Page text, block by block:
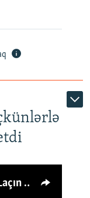
'Ya təklif olunan ev, ya status!' – Laçın köçkünü: 'Laçından başqa heç hara!'